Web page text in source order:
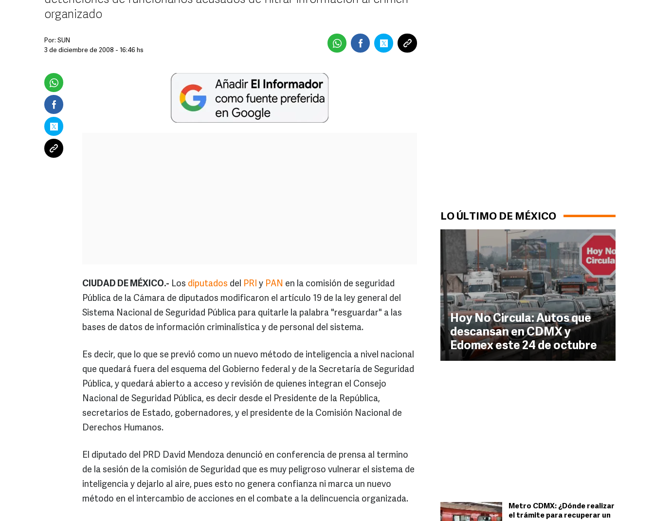
LO ÚLTIMO DE MÉXICO
Hoy No Circula: Autos que
descansan en CDMX y
Edomex este 24 de octubre
Metro CDMX: ¿Dónde realizar
el trámite para recuperar un
organizado
Por: SUN
3 de diciembre de 2008 - 16:46 hs
CIUDAD DE MÉXICO.- Los diputados del PRI y PAN en la comisión de seguridad
Pública de la Cámara de diputados modificaron el artículo 19 de la ley general del
Sistema Nacional de Seguridad Pública para quitarle la palabra "resguardar" a las
bases de datos de información criminalística y de personal del sistema.
Es decir, que lo que se previó como un nuevo método de inteligencia a nivel nacional
que quedará fuera del esquema del Gobierno federal y de la Secretaría de Seguridad
Pública, y quedará abierto a acceso y revisión de quienes integran el Consejo
Nacional de Seguridad Pública, es decir desde el Presidente de la República,
secretarios de Estado, gobernadores, y el presidente de la Comisión Nacional de
Derechos Humanos.
El diputado del PRD David Mendoza denunció en conferencia de prensa al termino
de la sesión de la comisión de Seguridad que es muy peligroso vulnerar el sistema de
inteligencia y dejarlo al aire, pues esto no genera confianza ni marca un nuevo
método en el intercambio de acciones en el combate a la delincuencia organizada.